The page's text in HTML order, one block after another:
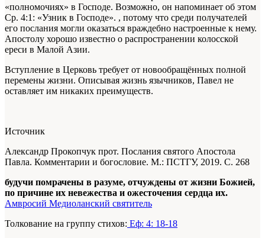
«полномочиях» в Господе. Возможно, он напоминает об этом
Ср. 4:1: «Узник в Господе». , потому что среди получателей
его послания могли оказаться враждебно настроенные к нему.
Апостолу хорошо известно о распространении колосской
ереси в Малой Азии.
Вступление в Церковь требует от новообращённых полной
перемены жизни. Описывая жизнь язычников, Павел не
оставляет им никаких преимуществ.
Источник
Александр Прокопчук прот. Послания святого Апостола
Павла. Комментарии и богословие. М.: ПСТГУ, 2019. С. 268
будучи помрачены в разуме, отчуждены от жизни Божией,
по причине их невежества и ожесточения сердца их.
Амвросий Медиоланский святитель
Толкование на группу стихов: Еф: 4: 18-18